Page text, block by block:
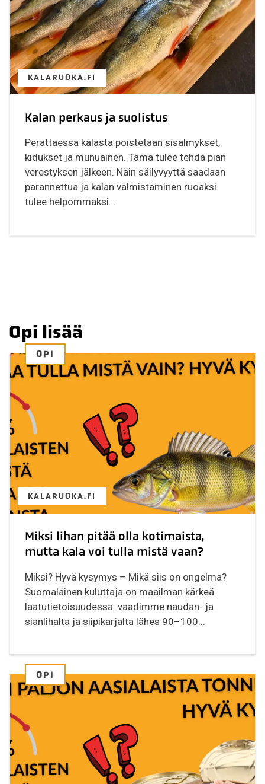
KALARUOKA.FI
Kalan perkaus ja suolistus
Perattaessa kalasta poistetaan sisälmykset,
kidukset ja munuainen. Tämä tulee tehdä pian
verestyksen jälkeen. Näin säilyvyyttä saadaan
parannettua ja kalan valmistaminen ruoaksi
tulee helpommaksi....
Opi lisää
OPI
KALARUOKA.FI
Miksi lihan pitää olla kotimaista,
mutta kala voi tulla mistä vaan?
Miksi? Hyvä kysymys – Mikä siis on ongelma?
Suomalainen kuluttaja on maailman kärkeä
laatutietoisuudessa: vaadimme naudan- ja
sianlihalta ja siipikarjalta lähes 90–100...
OPI